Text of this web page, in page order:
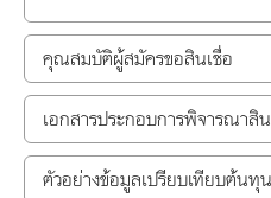
คุณสมบัติผู้สมัครขอสินเชื่อ
เอกสารประกอบการพิจารณาสิ
ตัวอย่างข้อมูลเปรียบเทียบต้นทุ